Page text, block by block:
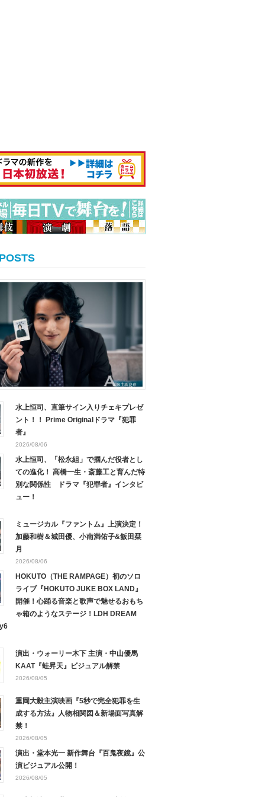
水上恒司、直筆サイン入りチェキプレゼ
ント！！ Prime Originalドラマ『犯罪
者』
2026/08/06
水上恒司、「松永組」で掴んだ役者とし
ての進化！ 高橋一生・斎藤工と育んだ特
別な関係性 ドラマ『犯罪者』インタビ
ュー！
ミュージカル『ファントム』上演決定！
加藤和樹＆城田優、小南満佑子&飯田栞
月
2026/08/06
HOKUTO（THE RAMPAGE）初のソロ
ライブ『HOKUTO JUKE BOX LAND』
開催！心踊る音楽と歌声で魅せるおもち
ゃ箱のようなステージ！LDH DREAM
演出・ウォーリー木下 主演・中山優馬
KAAT『蛙昇天』ビジュアル解禁
2026/08/05
重岡大毅主演映画『5秒で完全犯罪を生
成する方法』人物相関図＆新場面写真解
禁！
2026/08/05
演出・堂本光一 新作舞台『百鬼夜鏡』公
演ビジュアル公開！
2026/08/05